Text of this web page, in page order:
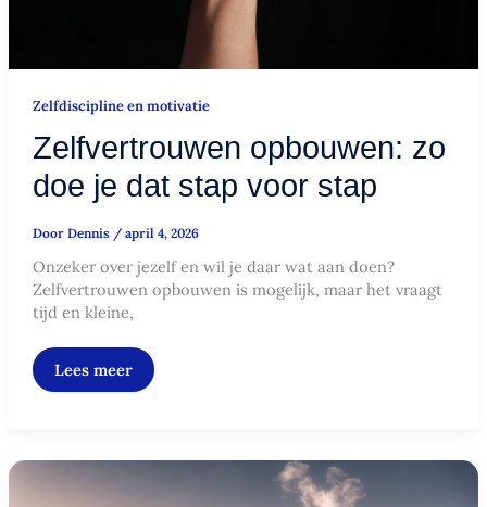
Zelfdiscipline en motivatie
Zelfvertrouwen opbouwen: zo
doe je dat stap voor stap
Door Dennis / april 4, 2026
Onzeker over jezelf en wil je daar wat aan doen?
Zelfvertrouwen opbouwen is mogelijk, maar het vraagt
tijd en kleine,
Lees meer